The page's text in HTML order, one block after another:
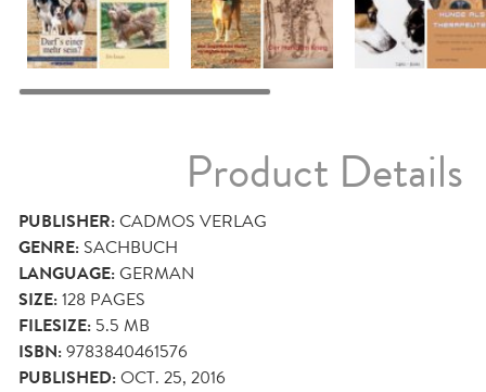
Product Details
PUBLISHER:CADMOS VERLAG
GENRE: SACHBUCH
LANGUAGE:GERMAN
SIZE:128 PAGES
FILESIZE: 5.5 MB
ISBN:9783840461576
PUBLISHED:OCT. 25, 2016